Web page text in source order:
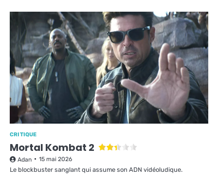
CRITIQUE
Mortal Kombat 2
Adan 15 mai 2026
Le blockbuster sanglant qui assume son ADN vidéoludique.